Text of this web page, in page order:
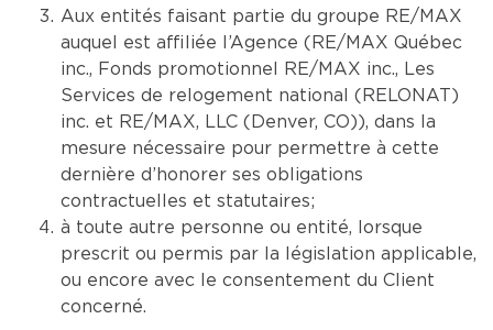
Aux entités faisant partie du groupe RE/MAX
auquel est affiliée l’Agence (RE/MAX Québec
inc., Fonds promotionnel RE/MAX inc., Les
Services de relogement national (RELONAT)
inc. et RE/MAX, LLC (Denver, CO)), dans la
mesure nécessaire pour permettre à cette
dernière d’honorer ses obligations
contractuelles et statutaires;
à toute autre personne ou entité, lorsque
prescrit ou permis par la législation applicable,
ou encore avec le consentement du Client
concerné.